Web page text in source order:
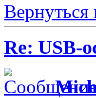
Вернуться
Re: USB-